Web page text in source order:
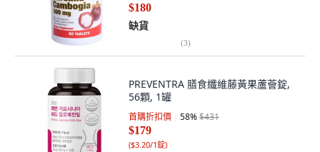
$180
缺貨
(3)
PREVENTRA 膳食纖維藤黃果蘆薈錠,
56顆, 1罐
首購折扣價 58%$431
$179
($3.20/1錠)